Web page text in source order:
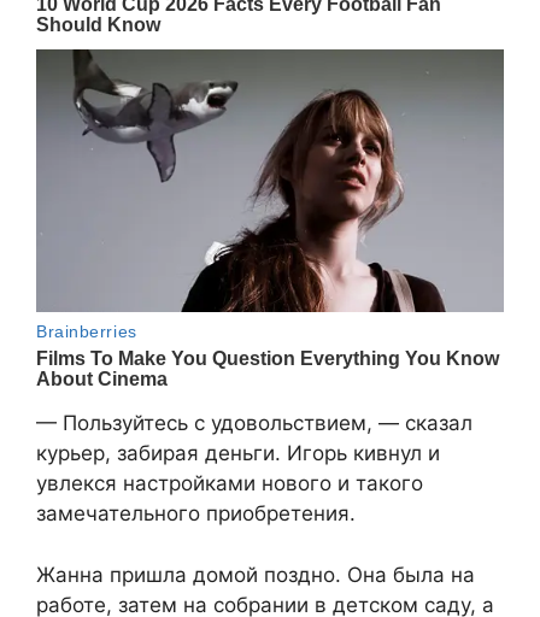
— Пользуйтесь с удовольствием, — сказал
курьер, забирая деньги. Игорь кивнул и
увлекся настройками нового и такого
замечательного приобретения.
Жанна пришла домой поздно. Она была на
работе, затем на собрании в детском саду, а